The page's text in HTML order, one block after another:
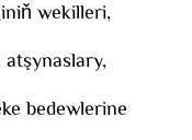
wekilleri,
bedewlerine